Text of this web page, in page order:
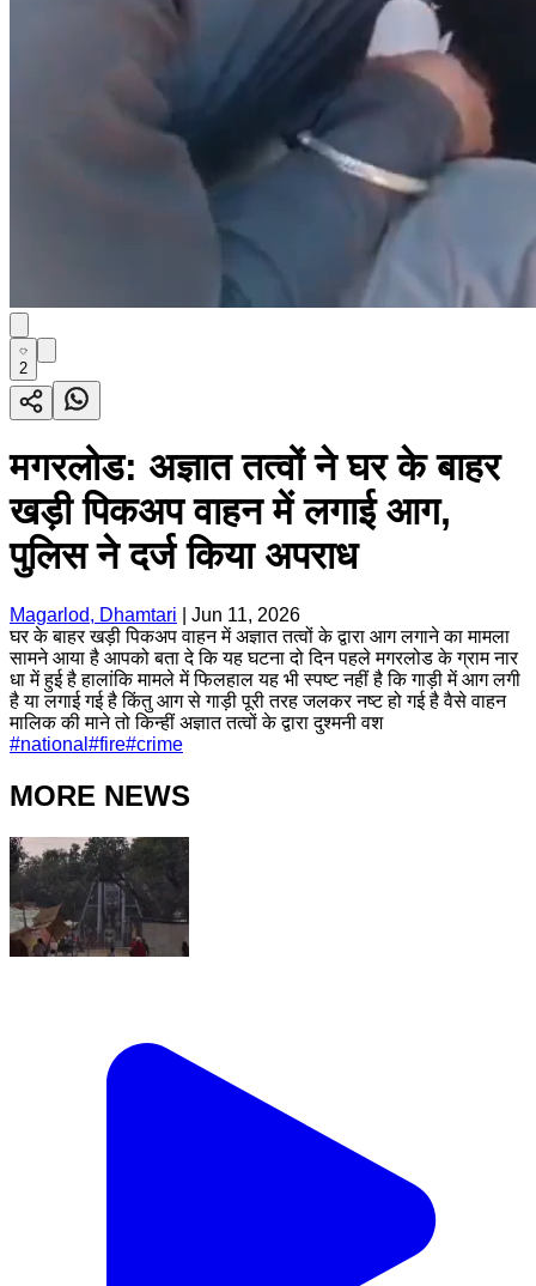
2
मगरलोड: अज्ञात तत्वों ने घर के बाहर
खड़ी पिकअप वाहन में लगाई आग,
पुलिस ने दर्ज किया अपराध
Magarlod, Dhamtari
Jun 11, 2026
घर के बाहर खड़ी पिकअप वाहन में अज्ञात तत्वों के द्वारा आग लगाने का मामला
सामने आया है आपको बता दे कि यह घटना दो दिन पहले मगरलोड के ग्राम नार
धा में हुई है हालांकि मामले में फिलहाल यह भी स्पष्ट नहीं है कि गाड़ी में आग लगी
है या लगाई गई है किंतु आग से गाड़ी पूरी तरह जलकर नष्ट हो गई है वैसे वाहन
मालिक की माने तो किन्हीं अज्ञात तत्वों के द्वारा दुश्मनी वश
#national #fire#crime
MORE NEWS